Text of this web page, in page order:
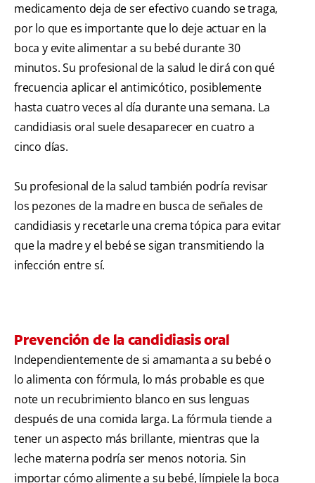
medicamento deja de ser efectivo cuando se traga,
por lo que es importante que lo deje actuar en la
boca y evite alimentar a su bebé durante 30
minutos. Su profesional de la salud le dirá con qué
frecuencia aplicar el antimicótico, posiblemente
hasta cuatro veces al día durante una semana. La
candidiasis oral suele desaparecer en cuatro a
cinco días.
Su profesional de la salud también podría revisar
los pezones de la madre en busca de señales de
candidiasis y recetarle una crema tópica para evitar
que la madre y el bebé se sigan transmitiendo la
infección entre sí.
Prevención de la candidiasis oral
Independientemente de si amamanta a su bebé o
lo alimenta con fórmula, lo más probable es que
note un recubrimiento blanco en sus lenguas
después de una comida larga. La fórmula tiende a
tener un aspecto más brillante, mientras que la
leche materna podría ser menos notoria. Sin
importar cómo alimente a su bebé, límpiele la boca